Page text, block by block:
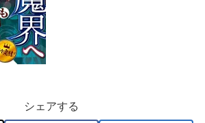
シェアする